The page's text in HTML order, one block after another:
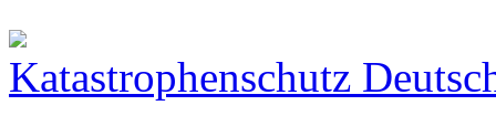
Katastrophenschutz